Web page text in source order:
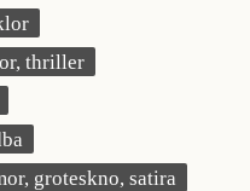
thriller
groteskno, satira